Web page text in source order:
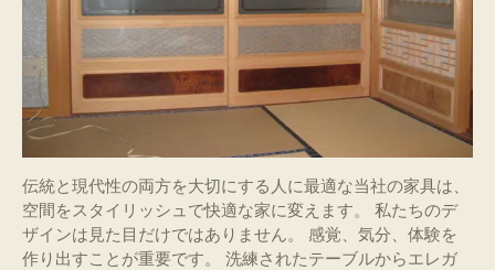
伝統と現代性の両方を大切にする人に最適な当社の家具は、
空間をスタイリッシュで快適な家に変えます。 私たちのデ
ザインは見た目だけではありません。 感覚、気分、体験を
作り出すことが重要です。 洗練されたテーブルからエレガ